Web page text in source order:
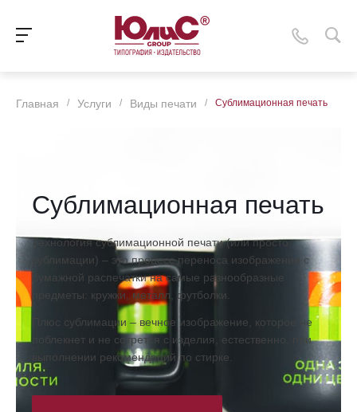
Главная / Услуги / Виды печати / Сублимационная печать
Сублимационная печать
Технология сублимационной печати (или просто
сублимации) – это процесс переноса изображения с
бумажной распечатки на самые разнообразные
предметы: кружки, металл, футболки.
Плюс сублимации – вечное изображение, которое не
поблекнет и не сотрется с изделия, естественно, при
выполнении рекомендаций по стирке.